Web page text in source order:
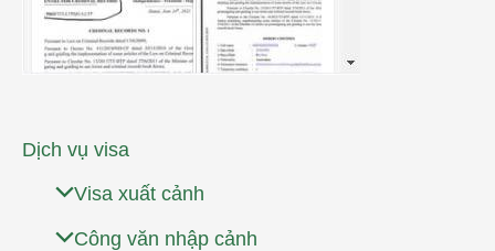
Dịch vụ visa
Visa xuất cảnh
Công văn nhập cảnh